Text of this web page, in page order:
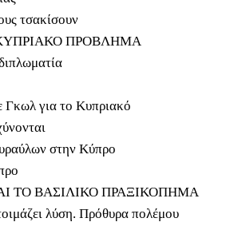
τσακίσουν
ΠΡΟΒΛΗΜΑ
Γκωλ για το Κυπριακό
στην Κύπρο
ΤΟ ΒΑΣΙΛΙΚΟ ΠΡΑΞΙΚΟΠΗΜΑ
λύση. Πρόθυρα πολέμου